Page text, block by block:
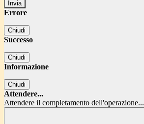
Errore
Chiudi
Successo
Chiudi
Informazione
Chiudi
Attendere...
Attendere il completamento dell'operazione...